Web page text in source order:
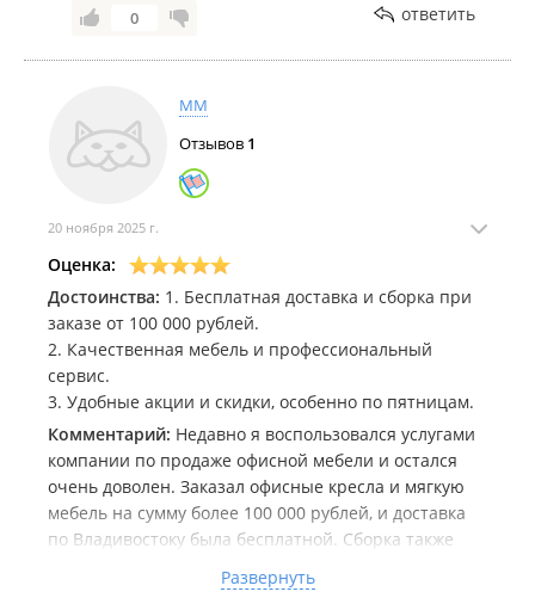
0 ответить
MM
Отзывов 1
20 ноября 2025 г.
Оценка:
Достоинства: 1. Бесплатная доставка и сборка при
заказе от 100 000 рублей.
2. Качественная мебель и профессиональный
сервис.
3. Удобные акции и скидки, особенно по пятницам.
Комментарий: Недавно я воспользовался услугами
компании по продаже офисной мебели и остался
очень доволен. Заказал офисные кресла и мягкую
мебель на сумму более 100 000 рублей, и доставка
по Владивостоку была бесплатной. Сборка также
всё установили, а упаковку вывезли сразу после.
Развернуть